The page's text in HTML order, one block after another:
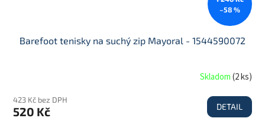
–58 %
Barefoot tenisky na suchý zip Mayoral - 1544590072
Skladom(2 ks)
423 Kč bez DPH
520 Kč DETAIL